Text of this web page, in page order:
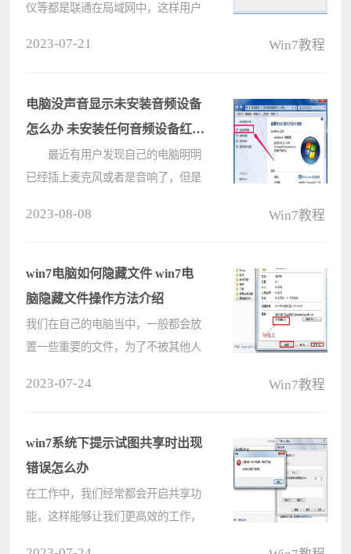
仪等都是联通在局域网中，这样用户
决，为此非常苦恼，那么win7局域
网????
2023-07-21 Win7教程
电脑没声音显示未安装音频设备
怎么办 未安装任何音频设备红叉
怎么解决
最近有用户发现自己的电脑明明
已经插上麦克风或者是音响了，但是
今天小编就以windows7系统为例,来告
诉????
2023-08-08 Win7教程
win7电脑如何隐藏文件 win7电
脑隐藏文件操作方法介绍
我们在自己的电脑当中，一般都会放
置一些重要的文件，为了不被其他人
操作步骤。 电脑隐藏文件操作方????
2023-07-24 Win7教程
win7系统下提示试图共享时出现
错误怎么办
在工作中，我们经常都会开启共享功
能，这样能够让我们更高效的工作，